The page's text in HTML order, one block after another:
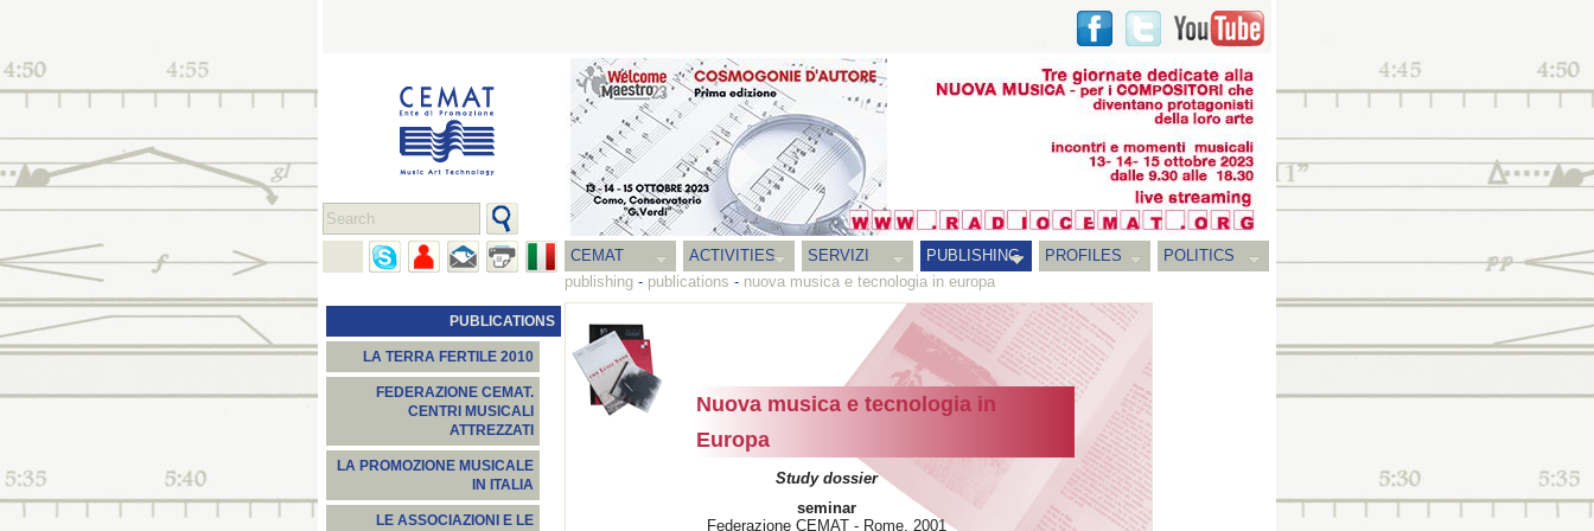
CEMAT ACTIVITIES SERVIZI PUBLISHING PROFILES
POLITICS
publishing - publications - nuova musica e tecnologia in europa
PUBLICATIONS
LA TERRA FERTILE 2010
FEDERAZIONE CEMAT.
CENTRI MUSICALI
ATTREZZATI
LA PROMOZIONE MUSICALE
IN ITALIA
LE ASSOCIAZIONI E LE
Nuova musica e tecnologia in
Europa
Study dossier
seminar
Federazione CEMAT - Rome, 2001